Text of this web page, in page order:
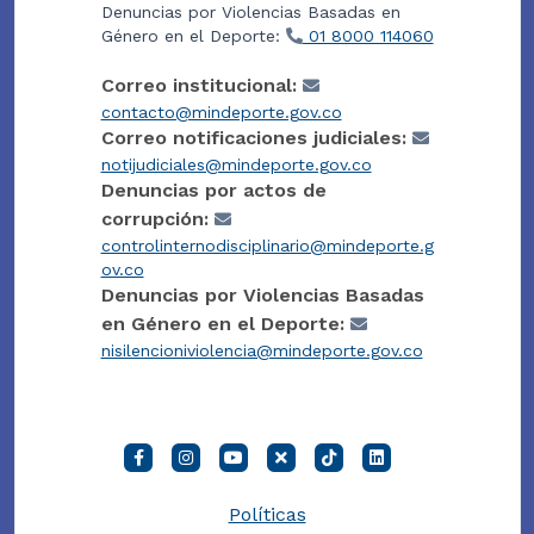
Denuncias por Violencias Basadas en
Género en el Deporte:
01 8000 114060
Correo institucional:
contacto@mindeporte.gov.co
Correo notificaciones judiciales:
notijudiciales@mindeporte.gov.co
Denuncias por actos de
corrupción:
controlinternodisciplinario@mindeporte.g
ov.co
Denuncias por Violencias Basadas
en Género en el Deporte:
nisilencioniviolencia@mindeporte.gov.co
Políticas